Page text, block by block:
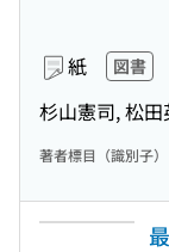
紙 図書
杉山憲司, 松
著者標目（識別子）